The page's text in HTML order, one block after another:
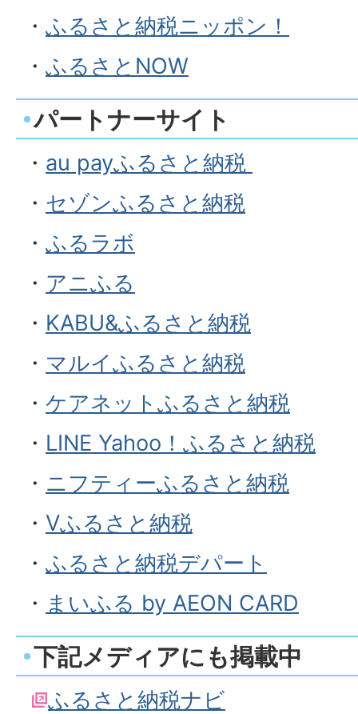
・ ふるさと納税ニッポン！
・ ふるさとNOW
パートナーサイト
・ au payふるさと納税
・ セゾンふるさと納税
・ ふるラボ
・ アニふる
・ KABU&ふるさと納税
・ マルイふるさと納税
・ ケアネットふるさと納税
・ LINE Yahoo！ふるさと納税
・ ニフティーふるさと納税
・ Vふるさと納税
・ ふるさと納税デパート
・ まいふる by AEON CARD
下記メディアにも掲載中
ふるさと納税ナビ